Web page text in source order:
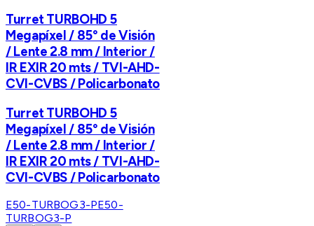
Turret TURBOHD 5
Megapíxel / 85° de Visión
/ Lente 2.8 mm / Interior /
IR EXIR 20 mts / TVI-AHD-
CVI-CVBS / Policarbonato
Turret TURBOHD 5
Megapíxel / 85° de Visión
/ Lente 2.8 mm / Interior /
IR EXIR 20 mts / TVI-AHD-
CVI-CVBS / Policarbonato
E50-TURBOG3-PE50-
TURBOG3-P